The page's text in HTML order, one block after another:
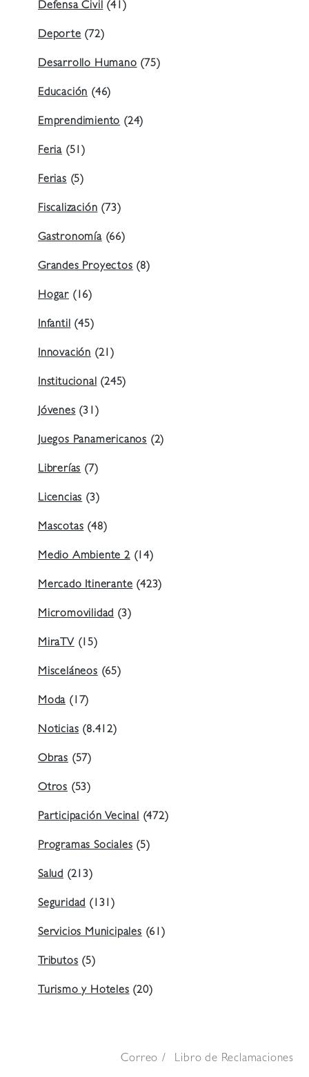
Defensa Civil(41)
Deporte(72)
Desarrollo Humano(75)
Educación(46)
Emprendimiento(24)
Feria (51)
Ferias(5)
Fiscalización(73)
Gastronomía(66)
Grandes Proyectos(8)
Hogar (16)
Infantil(45)
Innovación (21)
Institucional(245)
Jóvenes(31)
Juegos Panamericanos (2)
Librerías(7)
Licencias(3)
Mascotas(48)
Medio Ambiente 2(14)
Mercado Itinerante(423)
Micromovilidad(3)
MiraTV(15)
Misceláneos(65)
Moda(17)
Noticias(8.412)
Obras (57)
Otros (53)
Participación Vecinal(472)
Programas Sociales(5)
Salud (213)
Seguridad(131)
Servicios Municipales(61)
Tributos(5)
Turismo y Hoteles(20)
Correo Libro de Reclamaciones